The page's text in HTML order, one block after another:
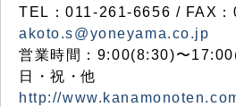
TEL：011-261-6656 / FAX
akoto.s@yoneyama.co.jp
営業時間：9:00(8:30)〜
日・祝・他
http://